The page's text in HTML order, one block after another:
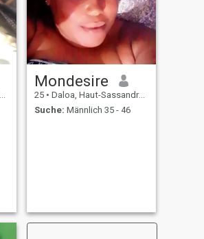
Mondesire
25 • Daloa, Haut-Sassandra, Côte d'Ivoire
Suche: Männlich 35 - 46